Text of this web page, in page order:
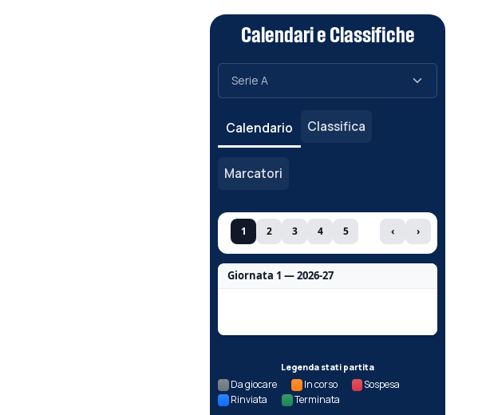
Calendari e Classifiche
Calendario Classifica
Marcatori
1 2 3 4 5 ‹ ›
Giornata 1 — 2026-27
Legenda stati partita
Da giocare In corso
Sospesa
Rinviata
Terminata